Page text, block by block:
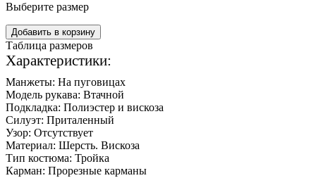
Выберите размер
Добавить в корзину
Таблица размеров
Характеристики:
Манжеты: На пуговицах
Модель рукава: Втачной
Подкладка: Полиэстер и вискоза
Силуэт: Приталенный
Узор: Отсутствует
Материал: Шерсть. Вискоза
Тип костюма: Тройка
Карман: Прорезные карманы